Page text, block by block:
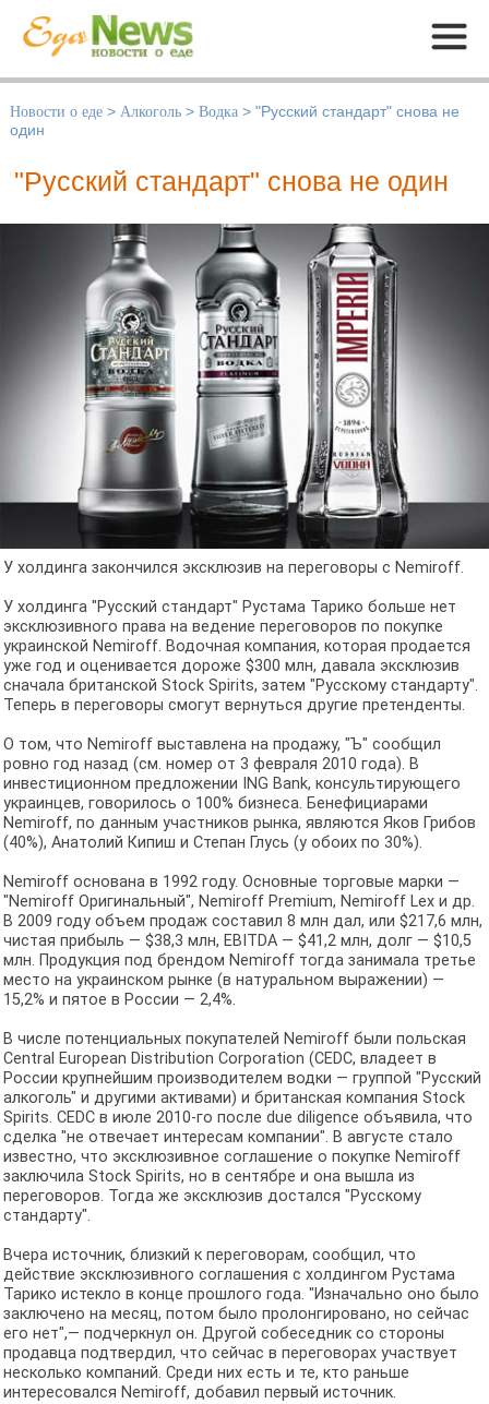
Меню
Новости о еде > Алкоголь > Водка > "Русский стандарт" снова не
один
"Русский стандарт" снова не один
У холдинга закончился эксклюзив на переговоры с Nemiroff.
У холдинга "Русский стандарт" Рустама Тарико больше нет
эксклюзивного права на ведение переговоров по покупке
украинской Nemiroff. Водочная компания, которая продается
уже год и оценивается дороже $300 млн, давала эксклюзив
сначала британской Stock Spirits, затем "Русскому стандарту".
Теперь в переговоры смогут вернуться другие претенденты.
О том, что Nemiroff выставлена на продажу, "Ъ" сообщил
ровно год назад (см. номер от 3 февраля 2010 года). В
инвестиционном предложении ING Bank, консультирующего
украинцев, говорилось о 100% бизнеса. Бенефициарами
Nemiroff, по данным участников рынка, являются Яков Грибов
(40%), Анатолий Кипиш и Степан Глусь (у обоих по 30%).
Nemiroff основана в 1992 году. Основные торговые марки —
"Nemiroff Оригинальный", Nemiroff Premium, Nemiroff Lex и др.
В 2009 году объем продаж составил 8 млн дал, или $217,6 млн,
чистая прибыль — $38,3 млн, EBITDA — $41,2 млн, долг — $10,5
млн. Продукция под брендом Nemiroff тогда занимала третье
место на украинском рынке (в натуральном выражении) —
15,2% и пятое в России — 2,4%.
В числе потенциальных покупателей Nemiroff были польская
Central European Distribution Corporation (CEDC, владеет в
России крупнейшим производителем водки — группой "Русский
алкоголь" и другими активами) и британская компания Stock
Spirits. CEDC в июле 2010-го после due diligence объявила, что
сделка "не отвечает интересам компании". В августе стало
известно, что эксклюзивное соглашение о покупке Nemiroff
заключила Stock Spirits, но в сентябре и она вышла из
переговоров. Тогда же эксклюзив достался "Русскому
стандарту".
Вчера источник, близкий к переговорам, сообщил, что
действие эксклюзивного соглашения с холдингом Рустама
Тарико истекло в конце прошлого года. "Изначально оно было
заключено на месяц, потом было пролонгировано, но сейчас
его нет",— подчеркнул он. Другой собеседник со стороны
продавца подтвердил, что сейчас в переговорах участвует
несколько компаний. Среди них есть и те, кто раньше
интересовался Nemiroff, добавил первый источник.